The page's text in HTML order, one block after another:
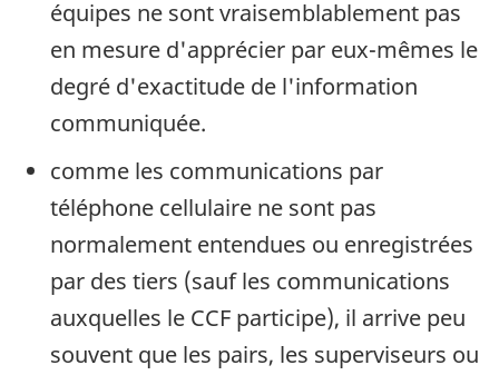
équipes ne sont vraisemblablement pas
en mesure d'apprécier par eux-mêmes le
degré d'exactitude de l'information
communiquée.
comme les communications par
téléphone cellulaire ne sont pas
normalement entendues ou enregistrées
par des tiers (sauf les communications
auxquelles le CCF participe), il arrive peu
souvent que les pairs, les superviseurs ou